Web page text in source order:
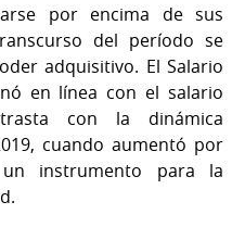
por encima de sus
del período se
adquisitivo. El Salario
en línea con el salario
con la dinámica
cuando aumentó por
instrumento para la